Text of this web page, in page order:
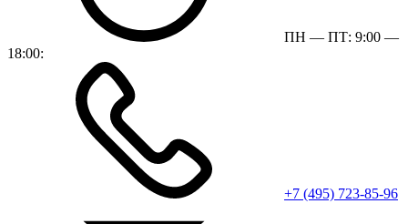
ПН — ПТ: 9:00 —
18:00:
+7 (495) 723-85-96